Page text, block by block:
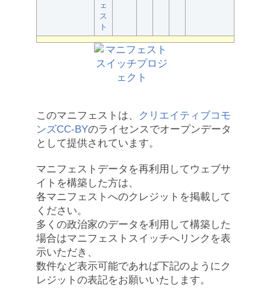
ェ
ス
ト
このマニフェストは、
クリエイティブコモ
ンズCC-BYのライセンスでオープンデータ
として提供されています。
マニフェストデータを再利用してウェブサ
イトを構築した方は、
各マニフェストへのクレジットを掲載して
ください。
多くの政治家のデータを利用して構築した
場合はマニフェストスイッチへリンクを表
示いただき、
数件など表示可能であれば下記のようにク
レジットの表記をお願いいたします。